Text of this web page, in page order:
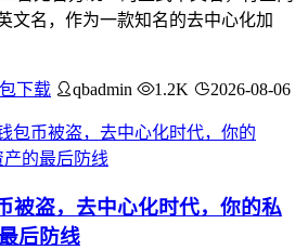
文名，作为一款知名的去中心化加
下载 qbadmin 1.2K 2026-08-06
被盗，去中心化时代，你的私
后防线